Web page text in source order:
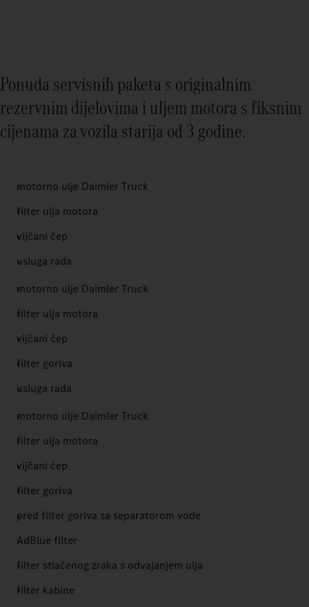
Ponuda servisnih paketa s originalnim
rezervnim dijelovima i uljem motora s fiksnim
cijenama za vozila starija od 3 godine.
motorno ulje Daimler Truck
filter ulja motora
vijčani čep
usluga rada
motorno ulje Daimler Truck
filter ulja motora
vijčani čep
filter goriva
usluga rada
motorno ulje Daimler Truck
filter ulja motora
vijčani čep
filter goriva
pred filter goriva sa separatorom vode
AdBlue filter
filter stlačenog zraka s odvajanjem ulja
filter kabine